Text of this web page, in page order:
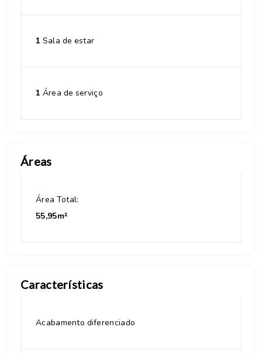
1 Sala de estar
1 Área de serviço
Áreas
Área Total:
55,95m²
Características
Acabamento diferenciado